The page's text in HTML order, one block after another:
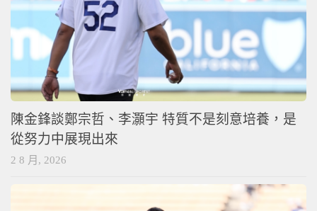
陳金鋒談鄭宗哲、李灝宇 特質不是刻意培養，是
從努力中展現出來
2 8 月, 2026